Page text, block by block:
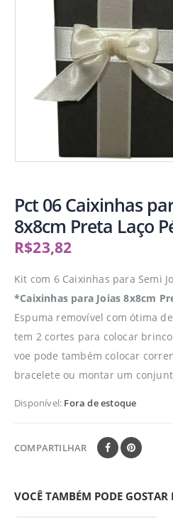
Pct 06 Caixinhas
8x8cm Preta Laço
R$23,82
Kit com 6 Caixinhas para Semi
*Caixinhas para Joias 8x8cm
Espuma removível com ótima
tem 2 cortes para colocar
voe pode também colocar
bracelete ou montar um
Disponível: Fora de estoque
COMPARTILHAR
VOCÊ TAMBÉM PODE GOSTAR